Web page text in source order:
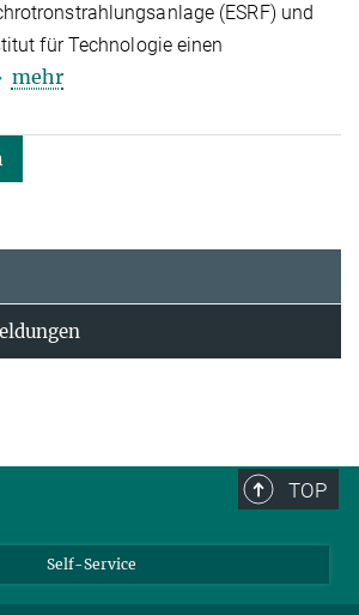
(ESRF) und
für Technologie einen
mehr
TOP
Self-Service